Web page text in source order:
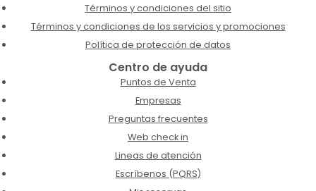
Términos y condiciones del sitio
Términos y condiciones de los servicios y promociones
Política de protección de datos
Centro de ayuda
Puntos de Venta
Empresas
Preguntas frecuentes
Web check in
Lineas de atención
Escríbenos (PQRS)